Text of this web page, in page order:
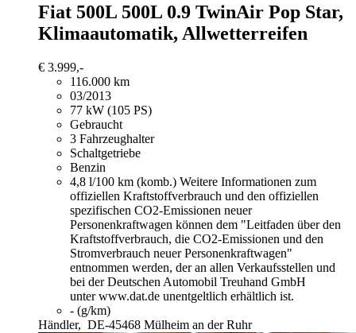
Fiat 500L 500L 0.9 TwinAir Pop Star,
Klimaautomatik, Allwetterreifen
€ 3.999,-
116.000 km
03/2013
77 kW (105 PS)
Gebraucht
3 Fahrzeughalter
Schaltgetriebe
Benzin
4,8 l/100 km (komb.) Weitere Informationen zum
offiziellen Kraftstoffverbrauch und den offiziellen
spezifischen CO2-Emissionen neuer
Personenkraftwagen können dem "Leitfaden über den
Kraftstoffverbrauch, die CO2-Emissionen und den
Stromverbrauch neuer Personenkraftwagen"
entnommen werden, der an allen Verkaufsstellen und
bei der Deutschen Automobil Treuhand GmbH
unter www.dat.de unentgeltlich erhältlich ist.
- (g/km)
Händler, DE-45468 Mülheim an der Ruhr